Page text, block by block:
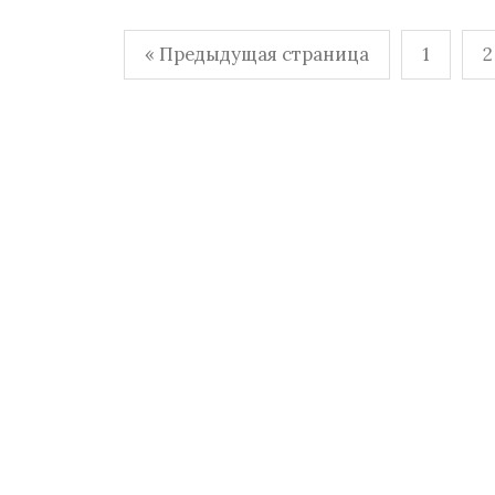
Пагинация
« Предыдущая страница 1 2